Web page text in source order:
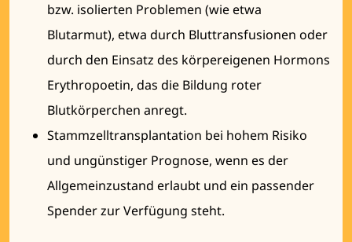
bzw. isolierten Problemen (wie etwa
Blutarmut), etwa durch Bluttransfusionen oder
durch den Einsatz des körpereigenen Hormons
Erythropoetin, das die Bildung roter
Blutkörperchen anregt.
Stammzelltransplantation bei hohem Risiko
und ungünstiger Prognose, wenn es der
Allgemeinzustand erlaubt und ein passender
Spender zur Verfügung steht.